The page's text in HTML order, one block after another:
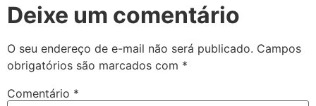
Deixe um comentário
O seu endereço de e-mail não será publicado. Campos
obrigatórios são marcados com *
Comentário *